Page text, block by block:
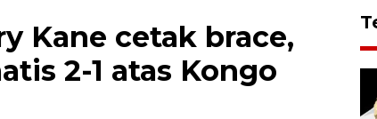
Kane cetak brace,
2-1 atas Kongo